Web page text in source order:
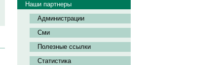
Наши партнеры
Администрации
Сми
Полезные ссылки
Статистика